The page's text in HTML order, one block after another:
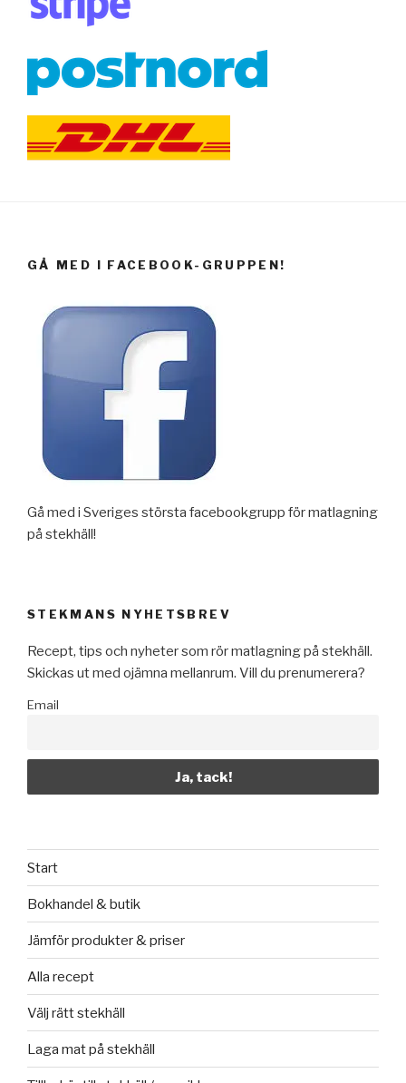
GÅ MED I FACEBOOK-GRUPPEN!
Gå med i Sveriges största facebookgrupp för matlagning
på stekhäll!
STEKMANS NYHETSBREV
Recept, tips och nyheter som rör matlagning på stekhäll.
Skickas ut med ojämna mellanrum. Vill du prenumerera?
Email
Start
Bokhandel & butik
Jämför produkter & priser
Alla recept
Välj rätt stekhäll
Laga mat på stekhäll